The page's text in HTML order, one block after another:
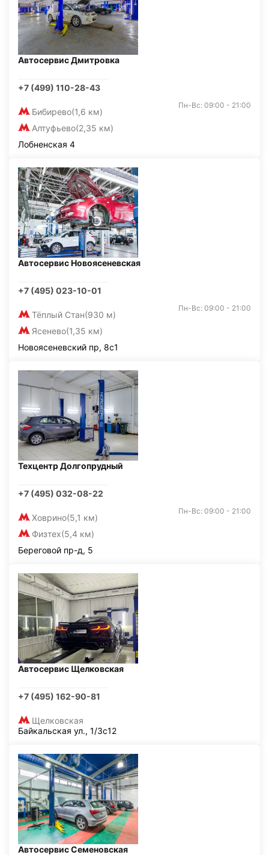
Автосервис Дмитровка
+7 (499) 110-28-43
Бибирево(1,6 км)
Алтуфьево(2,35 км)
Пн-Вс: 09:00 - 21:00
Лобненская 4
Автосервис Новоясеневская
+7 (495) 023-10-01
Тёплый Стан(930 м)
Ясенево(1,35 км)
Пн-Вс: 09:00 - 21:00
Новоясеневский пр, 8с1
Техцентр Долгопрудный
+7 (495) 032-08-22
Ховрино(5,1 км)
Физтех(5,4 км)
Пн-Вс: 09:00 - 21:00
Береговой пр-д, 5
Автосервис Щелковская
+7 (495) 162-90-81
Щелковская
Байкальская ул., 1/3с12
Автосервис Семеновская